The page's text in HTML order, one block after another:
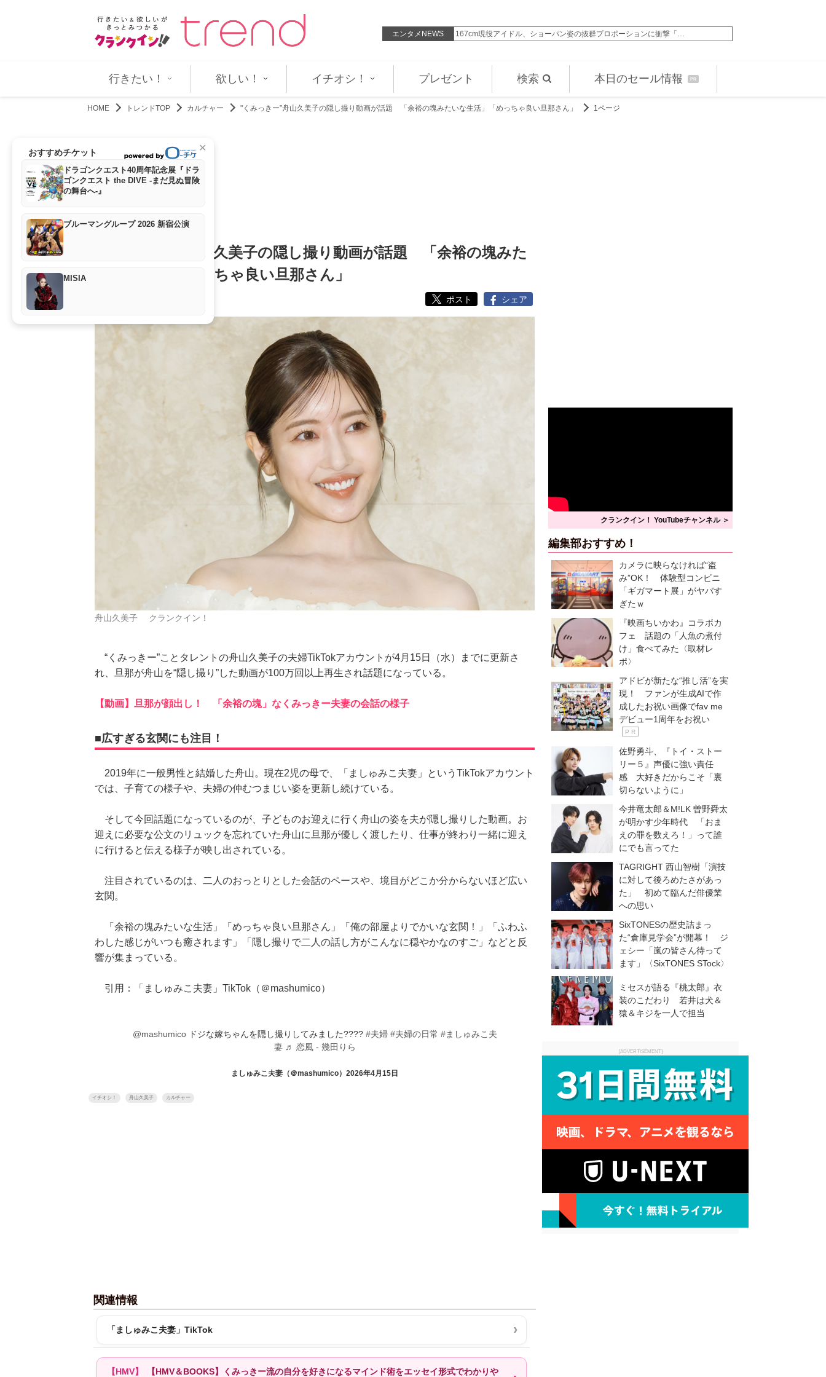
エンタメNEWS
夜すべての予想を覆すラ… 「横からのプロポーション、チート級過ぎる」16歳で妊娠・ギャル… 167cm現役アイドル、ショーパン姿の抜群プロポーションに衝撃「…
行きたい！ 欲しい！ イチオシ！ プレゼント 検索 本日のセール情報 PR
HOME トレンドTOP カルチャー "くみっきー”舟山久美子の隠し撮り動画が話題 「余裕の塊みたいな生活」「めっちゃ良い旦那さん」 1ページ
✕
おすすめチケット
ドラゴンクエスト40周年記念展『ドラ
ゴンクエスト the DIVE -まだ見ぬ冒険
の舞台へ-』
ブルーマングループ 2026 新宿公演
MISIA
"くみっきー”舟山久美子の隠し撮り動画が話題 「余裕の塊みた
いな生活」「めっちゃ良い旦那さん」
ポスト シェア
舟山久美子 クランクイン！
“くみっきー”ことタレントの舟山久美子の夫婦TikTokアカウントが4月15日（水）までに更新さ
れ、旦那が舟山を“隠し撮り”した動画が100万回以上再生され話題になっている。
【動画】旦那が顔出し！ 「余裕の塊」なくみっきー夫妻の会話の様子
■広すぎる玄関にも注目！
2019年に一般男性と結婚した舟山。現在2児の母で、「ましゅみこ夫妻」というTikTokアカウント
では、子育ての様子や、夫婦の仲むつまじい姿を更新し続けている。
そして今回話題になっているのが、子どものお迎えに行く舟山の姿を夫が隠し撮りした動画。お
迎えに必要な公文のリュックを忘れていた舟山に旦那が優しく渡したり、仕事が終わり一緒に迎え
に行けると伝える様子が映し出されている。
注目されているのは、二人のおっとりとした会話のペースや、境目がどこか分からないほど広い
玄関。
「余裕の塊みたいな生活」「めっちゃ良い旦那さん」「俺の部屋よりでかいな玄関！」「ふわふ
わした感じがいつも癒されます」「隠し撮りで二人の話し方がこんなに穏やかなのすご」などと反
響が集まっている。
引用：「ましゅみこ夫妻」TikTok（＠mashumico）
@mashumicoドジな嫁ちゃんを隠し撮りしてみました???? #夫婦 #夫婦の日常 #ましゅみこ夫
妻 ♬ 恋風 - 幾田りら
ましゅみこ夫妻（＠mashumico）2026年4月15日
イチオシ！ 舟山久美子 カルチャー
関連情報
「ましゅみこ夫妻」TikTok
【HMV＆BOOKS】くみっきー流の自分を好きになるマインド術をエッセイ形式でわかりや
クランクイン！ YouTubeチャンネル ＞
編集部おすすめ！
カメラに映らなければ“盗
み”OK！ 体験型コンビニ
「ギガマート展」がヤバす
ぎたｗ
『映画ちいかわ』コラボカ
フェ 話題の「人魚の煮付
け」食べてみた〈取材レ
ポ〉
アドビが新たな“推し活”を実
現！ ファンが生成AIで作
成したお祝い画像でfav me
デビュー1周年をお祝い
P R
佐野勇斗、『トイ・ストー
リー５』声優に強い責任
感 大好きだからこそ「裏
切らないように」
今井竜太郎＆M!LK 曽野舜太
が明かす少年時代 「おま
えの罪を数えろ！」って誰
にでも言ってた
TAGRIGHT 西山智樹「演技
に対して後ろめたさがあっ
た」 初めて臨んだ俳優業
への思い
SixTONESの歴史詰まっ
た“倉庫見学会”が開幕！ ジ
ェシー「嵐の皆さん待って
ます」〈SixTONES STock〉
ミセスが語る『桃太郎』衣
装のこだわり 若井は犬＆
猿＆キジを一人で担当
[ADVERTISEMENT]